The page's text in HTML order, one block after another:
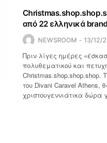
από 22 ελληνικά
NEWSROOM 13/12/
Πριν λίγες ημέρες
πολυθεματικού και
Christmas.shop.shop.shop.
του Divani Caravel
χριστουγεννιάτικα